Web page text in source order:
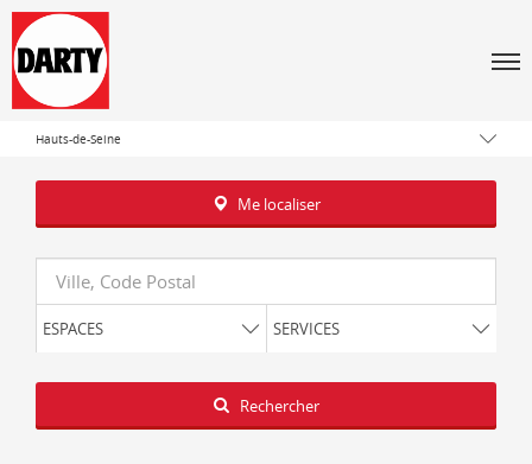
Tous les magasins Darty
Île-de-France
Hauts-de-Seine
Me localiser
Requête
ESPACES SERVICES
Latitude
Longitude
Rechercher